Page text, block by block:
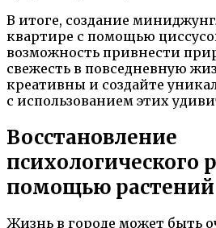
В итоге, создание
квартире с помощью
возможность привнести
свежесть в повседневную
креативны и создайте
с использованием этих
Восстановление
психологического
помощью растений
Жизнь в городе может быть